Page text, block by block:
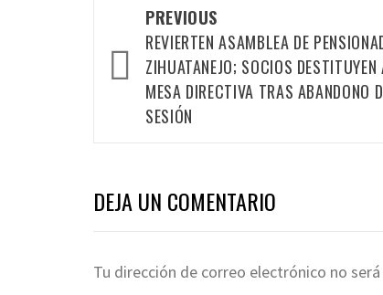
navigation
PREVIOUS
REVIERTEN ASAMBLEA DE
ZIHUATANEJO; SOCIOS
MESA DIRECTIVA TRAS ABANDONO
SESIÓN
DEJA UN COMENTARIO
Tu dirección de correo electrónico no